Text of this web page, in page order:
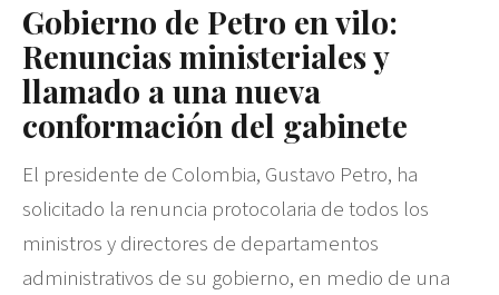
Gobierno de Petro en vilo:
Renuncias ministeriales y
llamado a una nueva
conformación del gabinete
El presidente de Colombia, Gustavo Petro, ha
solicitado la renuncia protocolaria de todos los
ministros y directores de departamentos
administrativos de su gobierno, en medio de una